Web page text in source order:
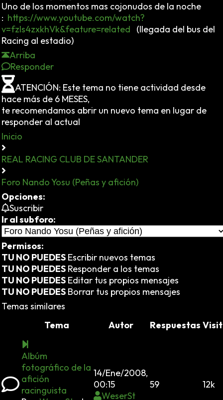
Uno de los momentos mas cojonudos de la noche
: https://www.youtube.com/watch?
v=fzIs4zxkhVk&feature=related (llegada del bus del
Racing al estadio)
Arriba
Responder
ATENCIÓN: Este tema no tiene actividad desde
hace más de 6 MESES,
te recomendamos abrir un nuevo tema en lugar de
responder al actual
Inicio
REAL RACING CLUB DE SANTANDER
Foro Nando Yosu (Peñas y afición)
Opciones:
Suscribir
Ir al subforo:
Permisos:
TU NO PUEDES Escribir nuevos temas
TU NO PUEDES Responder a los temas
TU NO PUEDES Editar tus propios mensajes
TU NO PUEDES Borrar tus propios mensajes
Temas similares
Tema
Autor Respuestas
Albúm
fotográfico de la
afición
racinguista
14/Ene/2008,
00:15
WeserSt
59 12k